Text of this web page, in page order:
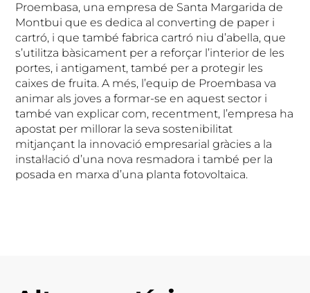
Proembasa, una empresa de Santa Margarida de
Montbui que es dedica al converting de paper i
cartró, i que també fabrica cartró niu d’abella, que
s’utilitza bàsicament per a reforçar l’interior de les
portes, i antigament, també per a protegir les
caixes de fruita. A més, l’equip de Proembasa va
animar als joves a formar-se en aquest sector i
també van explicar com, recentment, l’empresa ha
apostat per millorar la seva sostenibilitat
mitjançant la innovació empresarial gràcies a la
instal·lació d’una nova resmadora i també per la
posada en marxa d’una planta fotovoltaica.